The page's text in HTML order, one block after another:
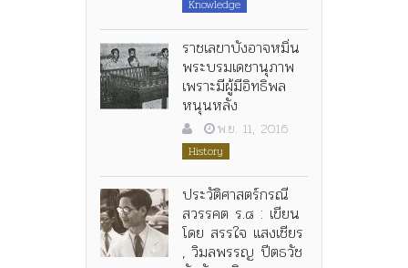
Knowledge
ราชเลขาบังอาจหมิ่น
พระบรมเดชานุภาพ
เพราะมีผู้มีอิทธิพล
หนุนหลัง
พ.ย. 11, 2016
History
ประวัติศาสตร์กรณี
สวรรคต ร.๘ : เขียน
โดย สรรใจ แสงเชียร
, วิมลพรรญ ปีตธวัช